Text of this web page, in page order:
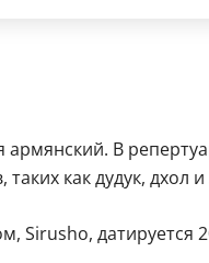
В
как дудук, дхол и
Sirusho, датируется